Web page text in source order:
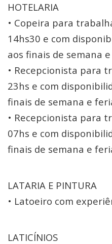
HOTELARIA
• Copeira para
14hs30 e com
aos finais de semana
• Recepcionista para
23hs e com
finais de semana e
• Recepcionista para
07hs e com
finais de semana e
LATARIA E PINTURA
• Latoeiro com
LATICÍNIOS